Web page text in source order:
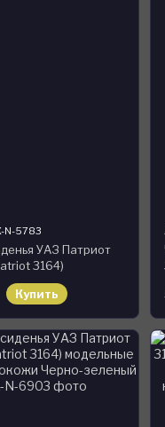
N-5783
УАЗ Патриот
3164)
N из экокожи
Купить